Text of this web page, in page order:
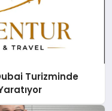
Turizminde